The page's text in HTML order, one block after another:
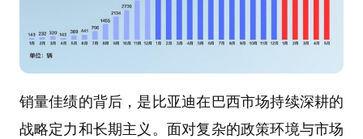
销量佳绩的背后，是比亚迪在巴西市场持续深耕的
战略定力和长期主义。面对复杂的政策环境与市场